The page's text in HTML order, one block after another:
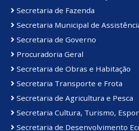
Secretaria de Fazenda
Secretaria Municipal de
Secretaria de Governo
Procuradoria Geral
Secretaria de Obras e Habitação
Secretaria Transporte e Frota
Secretaria de Agricultura e Pesca
Secretaria Cultura, Turismo,
Secretaria de Desenvolvimento